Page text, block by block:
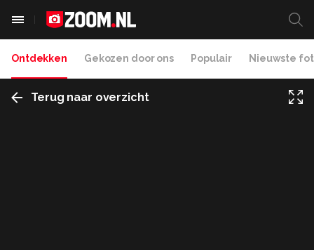
Ontdekken Gekozen door ons Populair Nieuwste
Terug naar overzicht